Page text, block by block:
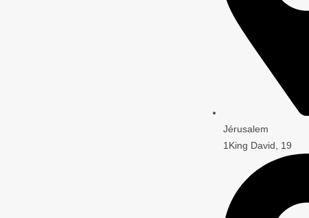
Jérusalem
1King David, 19